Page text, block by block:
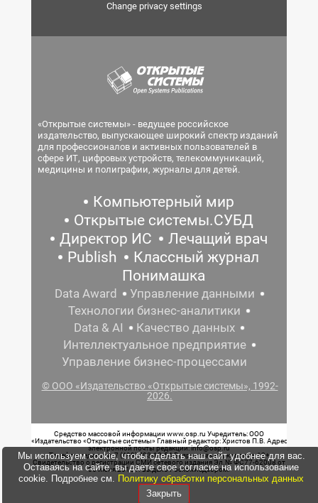
Change privacy settings
«Открытые системы» - ведущее российское
издательство, выпускающее широкий спектр изданий
для профессионалов и активных пользователей в
сфере ИТ, цифровых устройств, телекоммуникаций,
медицины и полиграфии, журналы для детей.
Компьютерный мир
Открытые системы.СУБД
Директор ИС
Лечащий врач
Publish
Классный журнал
Понимашка
Data Award
Управление данными
Технологии бизнес-аналитики
Data & AI
Качество данных
Интеллектуальное предприятие
Управление бизнес-процессами
© ООО «Издательство «Открытые системы», 1992-
2026.
Средство массовой информации www.osp.ru Учредитель: ООО
«Издательство «Открытые системы» Главный редактор: Христов П.В. Адрес
электронной почты редакции: info@osp.ru
Телефон редакции: 7 (499) 703-18-54 Возрастная маркировка: 12+
Свидетельство о регистрации СМИ сетевого издания Эл.№ ФС77-62008 от
05 июня 2015 г. выдано Роскомнадзором.
Мы используем cookie, чтобы сделать наш сайт удобнее для вас.
Оставаясь на сайте, вы даете свое согласие на использование
cookie. Подробнее см. Политику обработки персональных данных
Закрыть